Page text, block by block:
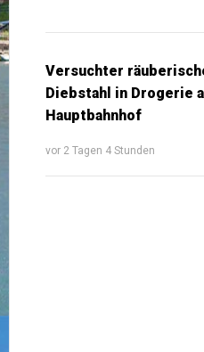
Versuchter
Diebstahl in Drogerie
Hauptbahnhof
vor 2 Tagen 4 Stunden